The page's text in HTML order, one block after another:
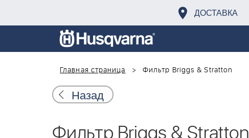
ДОСТАВКА
Главная страница
Фильтр Briggs & Stratton
Назад